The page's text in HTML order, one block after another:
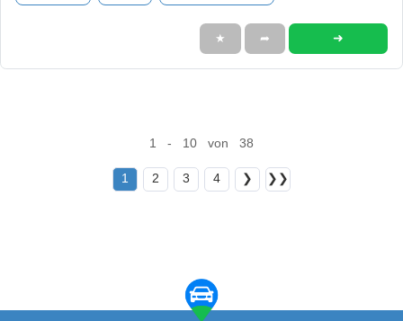
★ ➦ ➜
1 - 10 von 38
1 2 3 4 ❯ ❯❯